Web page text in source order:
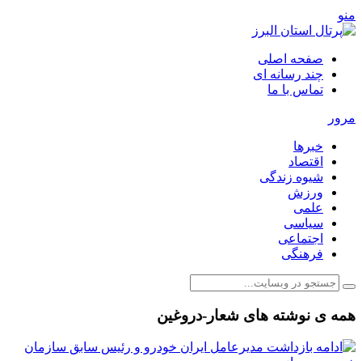
فصد
خون
تهران
خشکشویی
تصفیه
طراحی
سئو
منو
صفحه اصلی
چند رسانه ای
تماس با ما
مرور
خبرها
اقتصاد
شیوه زندگی
ورزش
علمی
سیاسی
اجتماعی
فرهنگی
همه ی نوشته های شعار-دروغین